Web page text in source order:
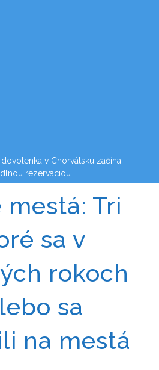
v Chorvátsku začína
rezerváciou
mestá: Tri
sa v
rokoch
sa
na mestá